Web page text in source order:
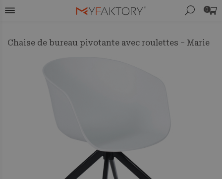
0
Chaise de bureau pivotante avec roulettes – Marie